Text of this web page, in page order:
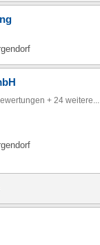
+ 24 weitere...